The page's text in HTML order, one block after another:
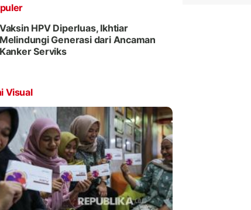
Vaksin HPV Diperluas, Ikhtiar
Melindungi Generasi dari Ancaman
Kanker Serviks
Visual